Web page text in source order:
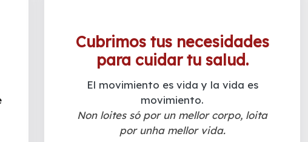
Cubrimos tus necesidades
para cuidar tu salud.
El movimiento es vida y la vida es
movimiento.
Non loites só por un mellor corpo, loita
por unha mellor vida.